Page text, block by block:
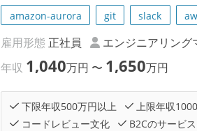
amazon-aurora git slack
雇用形態 正社員 エンジニアリング
年収 1,040万円 〜 1,650万円
下限年収500万円以上 上限年収
コードレビュー文化
B2Cのサービ